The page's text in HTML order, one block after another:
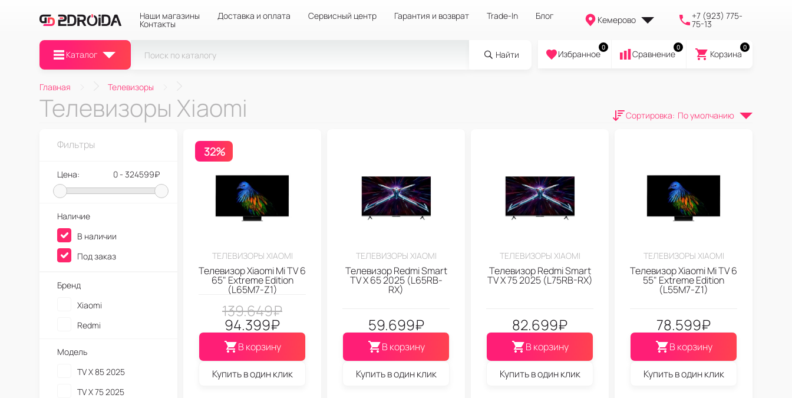
Наши магазины Доставка и оплата Сервисный центр Гарантия и возврат Trade-In Блог
Контакты Кемерово +7 (923) 775-
75-13
Каталог Найти
0
Избранное
0
Cравнение
0
Корзина
Главная Телевизоры
Телевизоры Xiaomi Сортировка: По умолчанию
32%
ТЕЛЕВИЗОРЫ XIAOMI
Телевизор Xiaomi Mi TV 6
65" Extreme Edition
(L65M7-Z1)
139.649₽
94.399₽
В корзину
Купить в один клик
ТЕЛЕВИЗОРЫ XIAOMI
Телевизор Redmi Smart
TV X 65 2025 (L65RB-
RX)
59.699₽
В корзину
Купить в один клик
ТЕЛЕВИЗОРЫ XIAOMI
Телевизор Redmi Smart
TV X 75 2025 (L75RB-RX)
82.699₽
В корзину
Купить в один клик
ТЕЛЕВИЗОРЫ XIAOMI
Телевизор Xiaomi Mi TV 6
55" Extreme Edition
(L55M7-Z1)
78.599₽
В корзину
Купить в один клик
Фильтры
Цена: 0 - 324599₽
Наличие
В наличии
Под заказ
Бренд
Xiaomi
Redmi
Модель
TV X 85 2025
TV X 75 2025